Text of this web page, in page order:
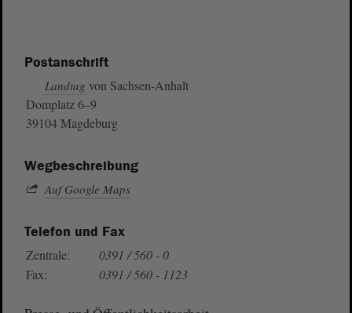
Postanschrift
Landtag von Sachsen-Anhalt
Domplatz 6–9
39104 Magdeburg
Wegbeschreibung
Auf Google Maps
Telefon und Fax
Zentrale:
0391 / 560 - 0
Fax:
0391 / 560 - 1123